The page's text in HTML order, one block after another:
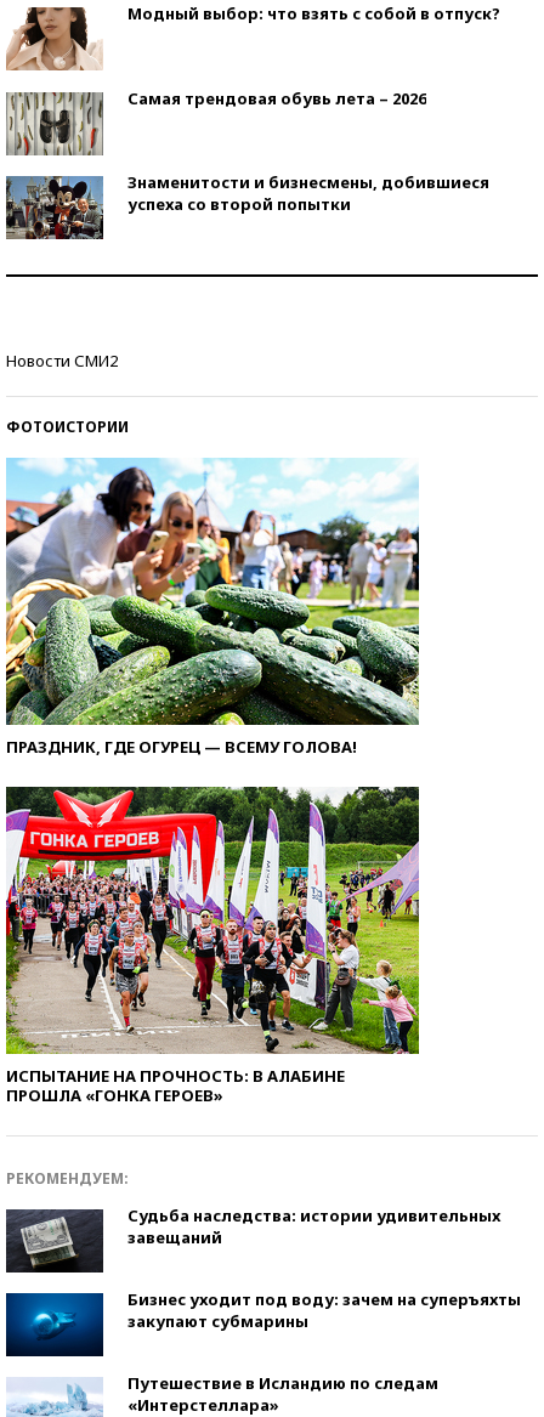
Модный выбор: что взять с собой в отпуск?
Самая трендовая обувь лета – 2026
Знаменитости и бизнесмены, добившиеся
успеха со второй попытки
Новости СМИ2
ФОТОИСТОРИИ
ПРАЗДНИК, ГДЕ ОГУРЕЦ — ВСЕМУ ГОЛОВА!
ИСПЫТАНИЕ НА ПРОЧНОСТЬ: В АЛАБИНЕ
ПРОШЛА «ГОНКА ГЕРОЕВ»
РЕКОМЕНДУЕМ:
Судьба наследства: истории удивительных
завещаний
Бизнес уходит под воду: зачем на суперъяхты
закупают субмарины
Путешествие в Исландию по следам
«Интерстеллара»